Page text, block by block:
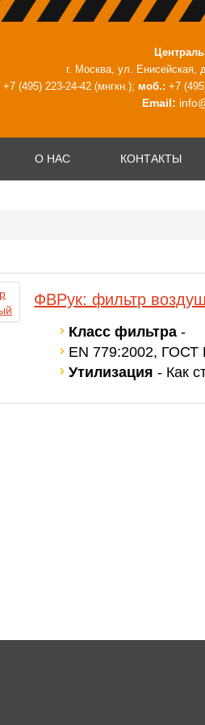
г. Москва, ул. Енисейская,
+7 (495) 223-24-42 (мнгкн.);моб.: +7
Email:
О НАС КОНТАКТЫ
ФВРук: фильтр
Класс фильтра -
EN 779:2002, ГОСТ
Утилизация - Как